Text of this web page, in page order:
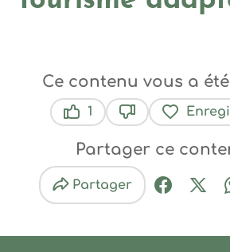
Ce contenu vous a
1
Partager ce
Partager
Partager